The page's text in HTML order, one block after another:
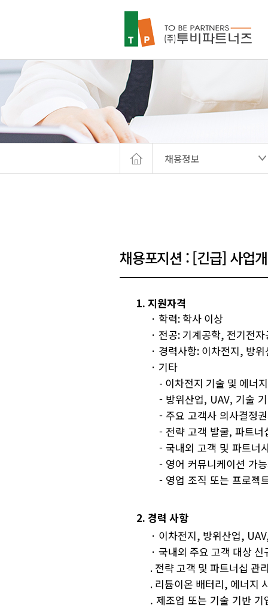
채용정보
채용포지션 : [긴급] 사업
1. 지원자격
· 학력: 학사 이상
· 전공: 기계공학, 전기전자
· 경력사항: 이차전지, 방
· 기타
- 이차전지 기술 및 에너
- 방위산업, UAV, 기술
- 주요 고객사 의사결정
- 전략 고객 발굴, 파트
- 국내외 고객 및 파트너
- 영어 커뮤니케이션 가
- 영업 조직 또는 프로젝
2. 경력 사항
· 이차전지, 방위산업,
· 국내외 주요 고객 대상
. 전략 고객 및 파트너십 관
. 리튬이온 배터리, 에너지
. 제조업 또는 기술 기반